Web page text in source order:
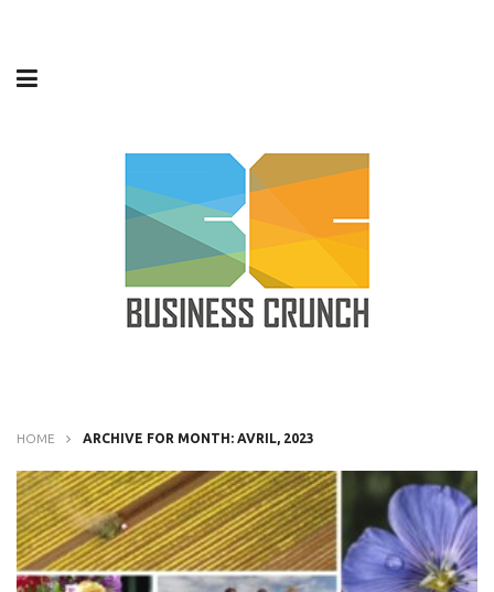
HOME ARCHIVE FOR MONTH: AVRIL, 2023